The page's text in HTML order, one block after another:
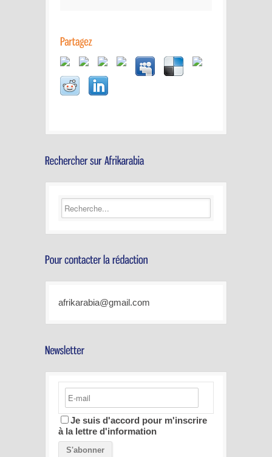
afrikarabia@gmail.com
Je suis d'accord pour m'inscrire
à la lettre d'information